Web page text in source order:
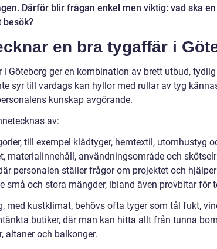
Därför blir frågan enkel men viktig: vad ska
besök?
en bra tygaffär i
i Göteborg ger en kombination av brett utbud,
syr till vardags kan hyllor med rullar av tyg
kunskap avgörande.
av:
till exempel klädtyger, hemtextil, utomhustyg
materialinnehåll, användningsområde och
personalen ställer frågor om projektet och
små och stora mängder, ibland även provbitar för
med kustklimat, behövs ofta tyger som tål fukt,
butiker, där man kan hitta allt från tunna
altaner och balkonger.